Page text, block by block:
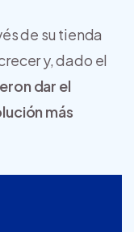
de su tienda
y, dado el
dar el
más